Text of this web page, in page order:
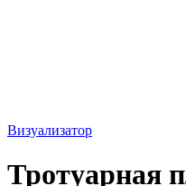
Визуализатор
Тротуарная